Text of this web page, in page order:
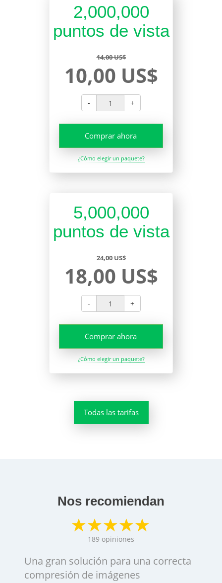
2,000,000
puntos de vista
14,00 US$
10,00 US$
- +
Comprar ahora
¿Cómo elegir un paquete?
5,000,000
puntos de vista
24,00 US$
18,00 US$
- +
Comprar ahora
¿Cómo elegir un paquete?
Todas las tarifas
Nos recomiendan
189 opiniones
Una gran solución para una correcta
compresión de imágenes